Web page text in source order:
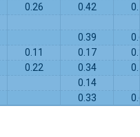
0.26 0.42
0.39
0.11 0.17
0.22 0.34
0.14
0.33